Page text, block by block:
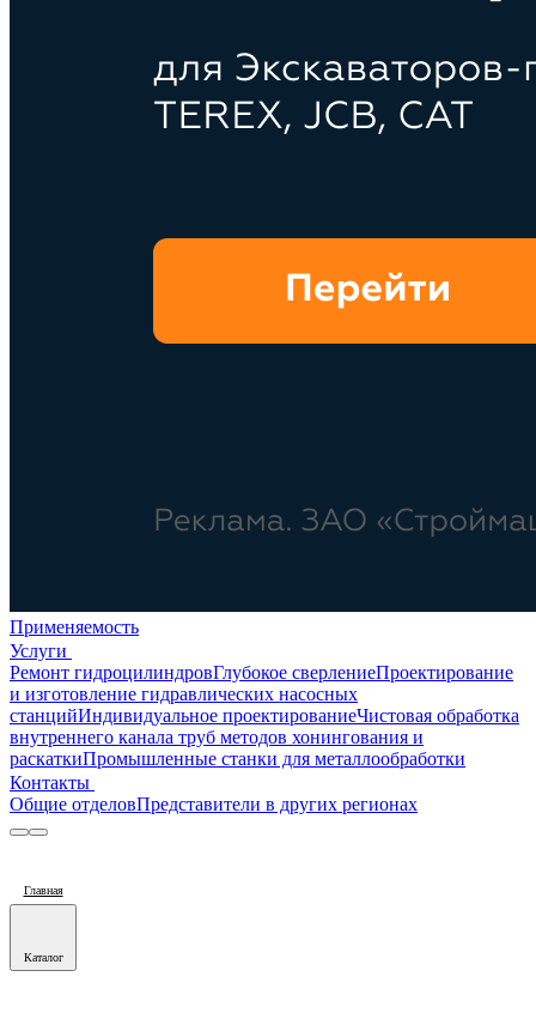
Применяемость
Услуги
Ремонт гидроцилиндровГлубокое сверлениеПроектирование
и изготовление гидравлических насосных
станцийИндивидуальное проектированиеЧистовая обработка
внутреннего канала труб методов хонингования и
раскаткиПромышленные станки для металлообработки
Контакты
Общие отделовПредставители в других регионах
Главная
Каталог